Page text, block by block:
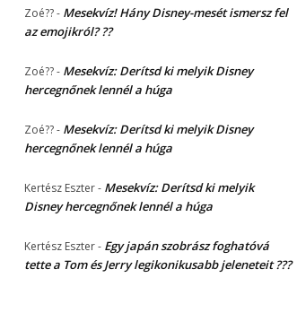
Zoé??- Mesekvíz! Hány Disney-mesét ismersz fel
az emojikról? ??
Zoé??- Mesekvíz: Derítsd ki melyik Disney
hercegnőnek lennél a húga
Zoé??- Mesekvíz: Derítsd ki melyik Disney
hercegnőnek lennél a húga
Kertész Eszter- Mesekvíz: Derítsd ki melyik
Disney hercegnőnek lennél a húga
Kertész Eszter- Egy japán szobrász foghatóvá
tette a Tom és Jerry legikonikusabb jeleneteit ???